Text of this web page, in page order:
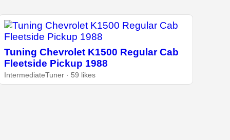
Tuning Chevrolet K1500 Regular Cab
Fleetside Pickup 1988
IntermediateTuner · 59 likes